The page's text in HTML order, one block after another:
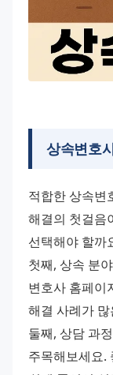
상속변호
적합한 상속변
해결의 첫걸음
선택해야 할까
첫째, 상속 분
변호사 홈페이
해결 사례가
둘째, 상담 과
주목해보세요.